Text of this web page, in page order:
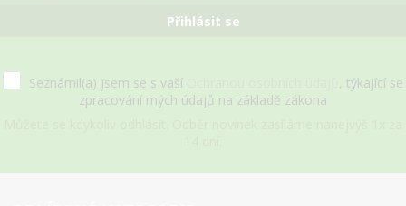
Přihlásit se
Seznámil(a) jsem se s vaší
, týkající se
zpracování mých údajů na základě zákona